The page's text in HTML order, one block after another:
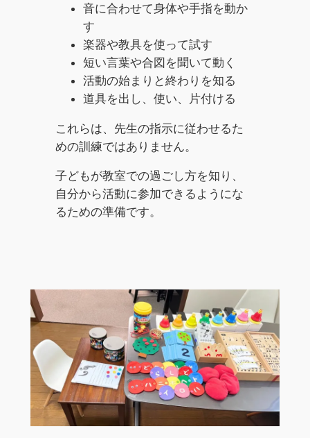
音に合わせて身体や手指を動か
す
楽器や教具を使って試す
短い言葉や合図を聞いて動く
活動の始まりと終わりを知る
道具を出し、使い、片付ける
これらは、先生の指示に従わせるた
めの訓練ではありません。
子どもが教室での過ごし方を知り、
自分から活動に参加できるようにな
るための準備です。